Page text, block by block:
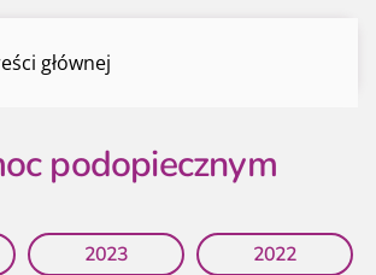
głównej
Pomoc podopiecznym
podopiecznym
2023 2022